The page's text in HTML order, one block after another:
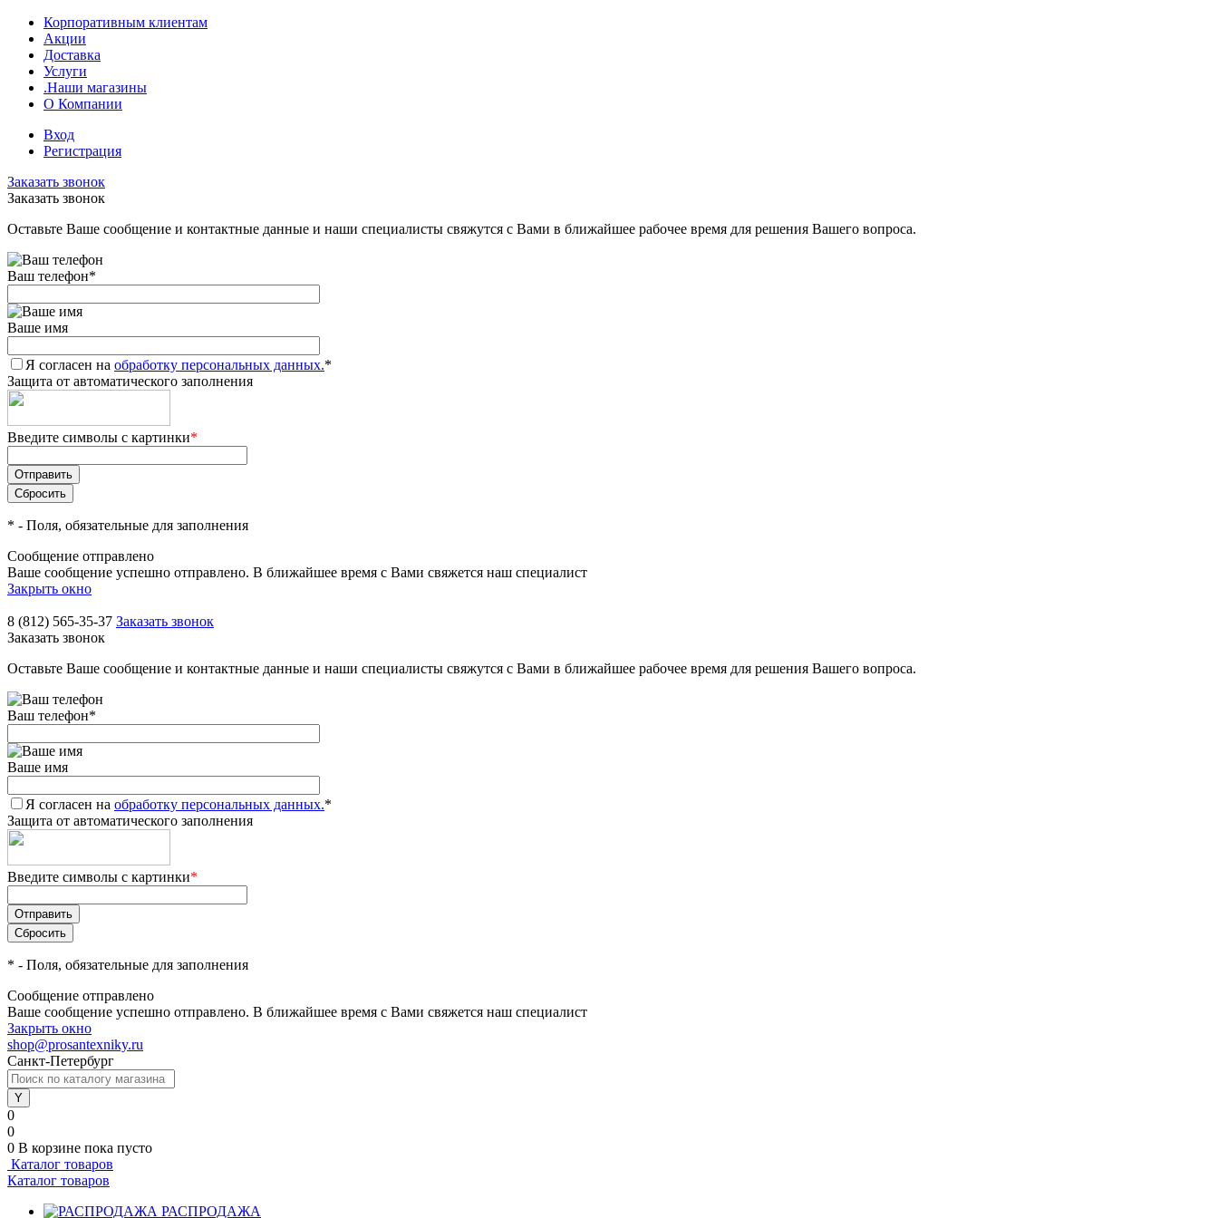
Корпоративным клиентам
Акции
Доставка
Услуги
.Наши магазины
О Компании
Вход
Регистрация
Заказать звонок
Заказать звонок
Оставьте Ваше сообщение и контактные данные и наши специалисты свяжутся с Вами в ближайшее рабочее время для решения Вашего вопроса.
Ваш телефон*
Ваше имя
Я согласен на обработку персональных данных.*
Защита от автоматического заполнения
Введите символы с картинки*
* - Поля, обязательные для заполнения
Сообщение отправлено
Ваше сообщение успешно отправлено. В ближайшее время с Вами свяжется наш специалист
Закрыть окно
8 (812) 565-35-37 Заказать звонок
Заказать звонок
Оставьте Ваше сообщение и контактные данные и наши специалисты свяжутся с Вами в ближайшее рабочее время для решения Вашего вопроса.
Ваш телефон*
Ваше имя
Я согласен на обработку персональных данных.*
Защита от автоматического заполнения
Введите символы с картинки*
* - Поля, обязательные для заполнения
Сообщение отправлено
Ваше сообщение успешно отправлено. В ближайшее время с Вами свяжется наш специалист
Закрыть окно
shop@prosantexniky.ru
Санкт-Петербург
0
0
0 В корзине пока пусто
Каталог товаров
Каталог товаров
РАСПРОДАЖА